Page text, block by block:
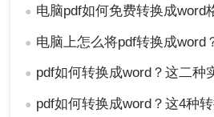
缺点：对于复杂PDF文件
不尽如人意。
推荐工具： Microsoft Word（
操作步骤：
● 电脑pdf如何免费转换成word格式？这3
● 电脑上怎么将pdf转换成word？快来了解
● pdf如何转换成word？这二种实用
● pdf如何转换成word？这4种转